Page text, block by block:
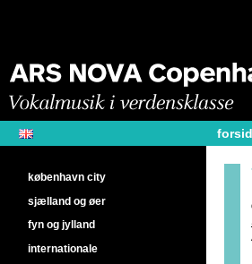
københavn city
sjælland og øer
fyn og jylland
internationale